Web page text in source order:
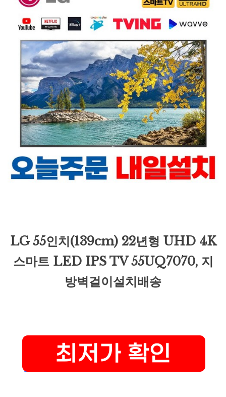
LG 55인치(139cm) 22년형 UHD 4K
스마트 LED IPS TV 55UQ7070, 지
방벽걸이설치배송